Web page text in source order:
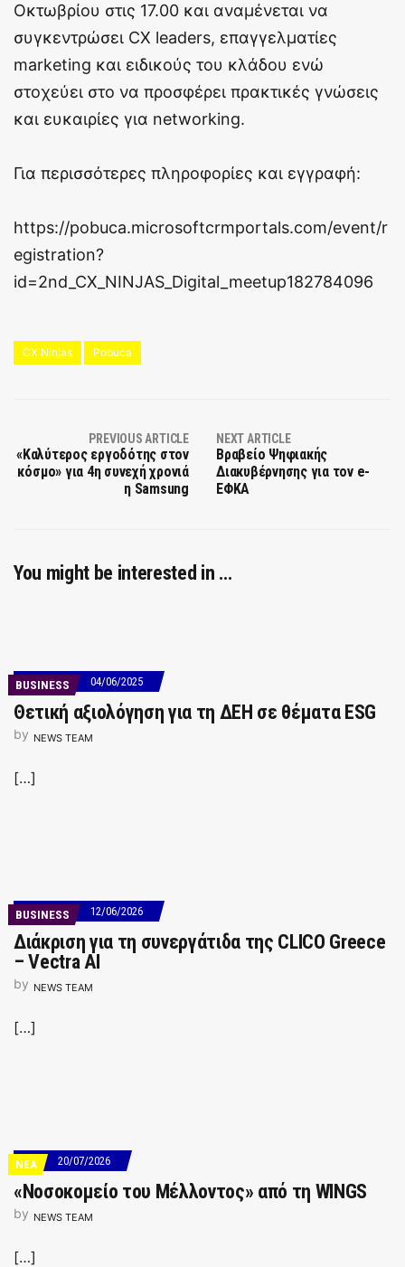
Οκτωβρίου στις 17.00 και αναμένεται να
συγκεντρώσει CX leaders, επαγγελματίες
marketing και ειδικούς του κλάδου ενώ
στοχεύει στο να προσφέρει πρακτικές γνώσεις
και ευκαιρίες για networking.
Για περισσότερες πληροφορίες και εγγραφή:
https://pobuca.microsoftcrmportals.com/event/r
egistration?
id=2nd_CX_NINJAS_Digital_meetup182784096
CX Ninjas Pobuca
PREVIOUS ARTICLE
«Καλύτερος εργοδότης στον
κόσμο» για 4η συνεχή χρονιά
η Samsung
NEXT ARTICLE
Βραβείο Ψηφιακής
Διακυβέρνησης για τον e-
ΕΦΚΑ
You might be interested in …
BUSINESS 04/06/2025
Θετική αξιολόγηση για τη ΔΕΗ σε θέματα ESG
by NEWS TEAM
[…]
BUSINESS 12/06/2026
Διάκριση για τη συνεργάτιδα της CLICO Greece
– Vectra AI
by NEWS TEAM
[…]
ΝΕΑ 20/07/2026
«Νοσοκομείο του Μέλλοντος» από τη WINGS
by NEWS TEAM
[…]